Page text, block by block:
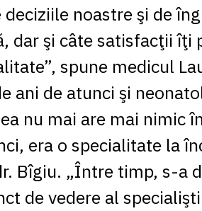
deciziile noastre şi de
dar şi câte satisfacţii îţi
spune medicul
ani de atunci şi
nu mai are mai nimic
era o specialitate la
Bîgiu. „Între timp, s-a
de vedere al